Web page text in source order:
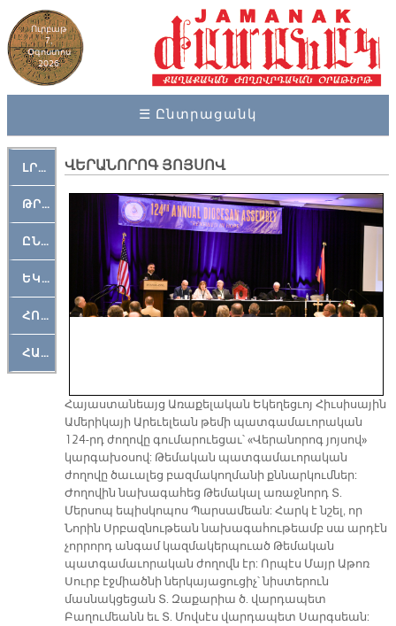
Ուրբաթ
7,
Օգոստոս
2026
☰ Ընտրացանկ
ԼՐԱՀՈՍ
ԹՐՔԱՀԱՅ ԿԵԱՆՔ
ԸՆԿԵՐԱՄՇԱԿՈՒԹԱՅԻՆ
ԵԿԵՂԵՑԱԿԱՆ
ՀՈԳԵՄՏԱՒՈՐ
ՀԱՐԹԱԿ
ՎԵՐԱՆՈՐՈԳ ՅՈՅՍՈՎ
Հայաստանեայց Առաքելական Եկեղեցւոյ Հիւսիսային
Ամերիկայի Արեւելեան թեմի պատգամաւորական
124-րդ ժողովը գումարուեցաւ՝ «Վերանորոգ յոյսով»
կարգախօսով: Թեմական պատգամաւորական
ժողովը ծաւալեց բազմակողմանի քննարկումներ:
Ժողովին նախագահեց Թեմակալ առաջնորդ Տ.
Մերսոպ եպիսկոպոս Պարսամեան: Հարկ է նշել, որ
Նորին Սրբազնութեան նախագահութեամբ սա արդէն
չորրորդ անգամ կազմակերպուած Թեմական
պատգամաւորական ժողովն էր: Որպէս Մայր Աթոռ
Սուրբ էջմիածնի ներկայացուցիչ՝ նիստերուն
մասնակցեցան Տ. Զաքարիա ծ. վարդապետ
Բաղումեանն եւ Տ. Մովսէս վարդապետ Սարգսեան: